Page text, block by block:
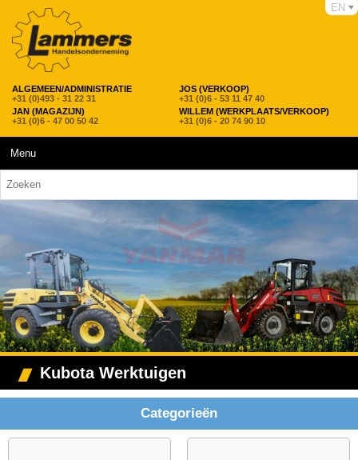
ALGEMEEN/ADMINISTRATIE
+31 (0)493 - 31 22 31
JOS (VERKOOP)
+31 (0)6 - 53 11 47 40
JAN (MAGAZIJN)
+31 (0)6 - 47 00 50 42
WILLEM (WERKPLAATS/VERKOOP)
+31 (0)6 - 20 74 90 10
EN
Menu
Kubota Werktuigen
Categorieën